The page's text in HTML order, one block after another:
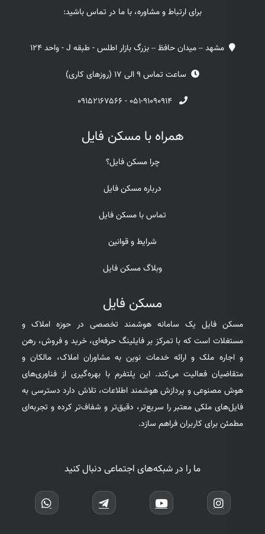
برای ارتباط و مشاوره، با ما در تماس باشید:
مشهد – میدان حافظ – بزرگ بازار اطلس - طبقه J - واحد 124
ساعت تماس 9 الی 17 (روزهای کاری)
۰۵۱-۹۱۰۹۰۹۱۴ - ۰۹۱۵۲۱۶۷۵۶۶
همراه با مسکن فایل
چرا مسکن فایل؟
درباره مسکن فایل
تماس با مسکن فایل
شرایط و قوانین
وبلاگ مسکن فایل
مسکن فایل
مسکن فایل یک سامانه هوشمند تخصصی در حوزه املاک و
مستغلات است که با تمرکز بر فایلینگ حرفه‌ای، خرید و فروش، رهن
و اجاره ملک و ارائه خدمات نوین به مشاوران املاک، مالکان و
متقاضیان فعالیت می‌کند. این پلتفرم با بهره‌گیری از فناوری‌های
هوش مصنوعی و پردازش هوشمند اطلاعات، تلاش دارد دسترسی به
فایل‌های ملکی معتبر را سریع‌تر، دقیق‌تر و شفاف‌تر کرده و تجربه‌ای
مطمئن برای کاربران فراهم سازد.
ما را در شبکه‌های اجتماعی دنبال کنید